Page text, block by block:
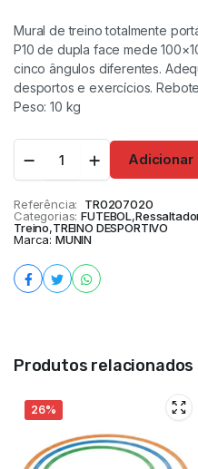
Mural de treino totalmente
P10 de dupla face mede
cinco ângulos diferentes.
desportos e exercícios.
Peso: 10 kg
Adicionar
Referência:
TR0207020
Categorias: FUTEBOL,
Treino,TREINO DESPORTIVO
Marca: MUNIN
Produtos relacionados
26%